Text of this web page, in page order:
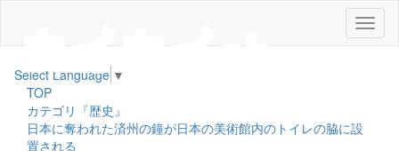
メ
ニ
Select Language ▼
TOP
カテゴリ『歴史』
日本に奪われた済州の鐘が日本の美術館内のトイレの脇に設
置される